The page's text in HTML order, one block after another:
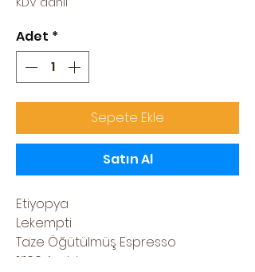
Adet *
Sepete Ekle
Satın Al
Etiyopya
Lekempti
Taze Öğütülmüş Espresso
%100 Arabica